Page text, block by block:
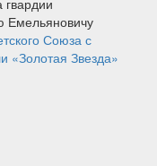
Емельяновичу
Союза с
«Золотая Звезда»